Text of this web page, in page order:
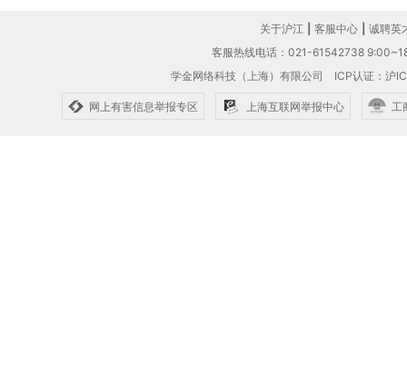
关于沪江 客服中心
诚聘英
客服热线电话：021-61542738
学金网络科技（上海）有限公司 ICP认证：沪
网上有害信息举报专区 上海互联网举报中心 工